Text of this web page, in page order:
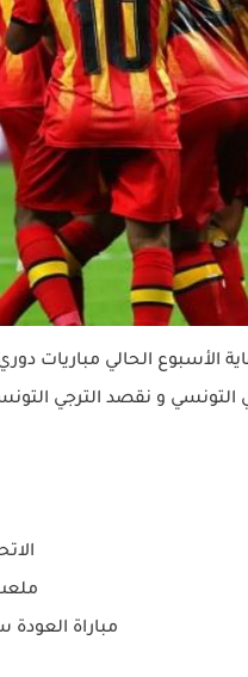
الأسبوع الحالي مباريات
التونسي و نقصد الترجي
مباراة العودة